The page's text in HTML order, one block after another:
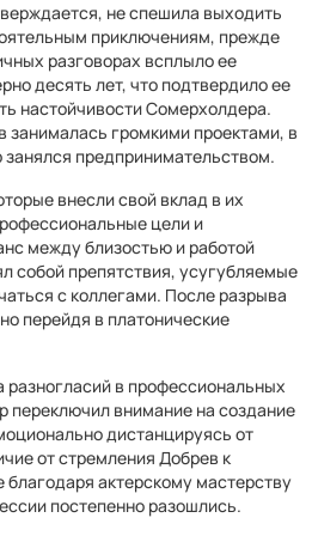
не спешила выходить
приключениям, прежде
разговорах всплыло ее
десять лет, что подтвердило ее
настойчивости Сомерхолдера.
занималась громкими проектами, в
предпринимательством.
внесли свой вклад в их
цели и
между близостью и работой
собой препятствия, усугубляемые
с коллегами. После разрыва
перейдя в платонические
разногласий в профессиональных
переключил внимание на создание
дистанцируясь от
от стремления Добрев к
актерскому мастерству
постепенно разошлись.